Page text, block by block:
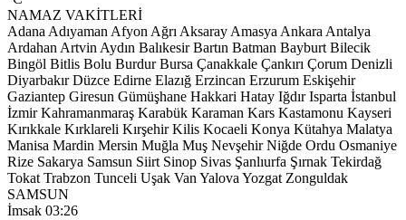
NAMAZ VAKİTLERİ
Adana Adıyaman Afyon Ağrı Aksaray Amasya Ankara Antalya
Ardahan Artvin Aydın Balıkesir Bartın Batman Bayburt Bilecik
Bingöl Bitlis Bolu Burdur Bursa Çanakkale Çankırı Çorum Denizli
Diyarbakır Düzce Edirne Elazığ Erzincan Erzurum Eskişehir
Gaziantep Giresun Gümüşhane Hakkari Hatay Iğdır Isparta İstanbul
İzmir Kahramanmaraş Karabük Karaman Kars Kastamonu Kayseri
Kırıkkale Kırklareli Kırşehir Kilis Kocaeli Konya Kütahya Malatya
Manisa Mardin Mersin Muğla Muş Nevşehir Niğde Ordu Osmaniye
Rize Sakarya Samsun Siirt Sinop Sivas Şanlıurfa Şırnak Tekirdağ
Tokat Trabzon Tunceli Uşak Van Yalova Yozgat Zonguldak
SAMSUN
İmsak 03:26